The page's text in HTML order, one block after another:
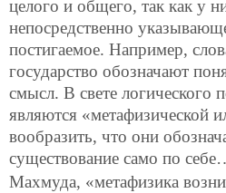
целого и общего, так как у
непосредственно
постигаемое. Например,
государство обозначают
смысл. В свете логического
являются «метафизической
вообразить, что они
существование само по
Махмуда, «метафизика